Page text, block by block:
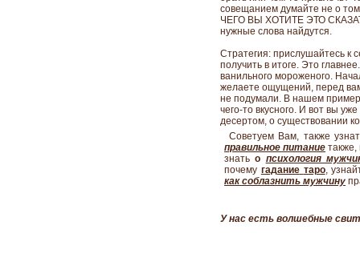
совещанием думайте не о
ЧЕГО ВЫ ХОТИТЕ ЭТО
нужные слова найдутся.
Стратегия: прислушайтесь
получить в итоге. Это
ванильного мороженого.
желаете ощущений, перед
не подумали. В нашем
чего-то вкусного. И вот вы
десертом, о существовании
Советуем Вам, также
правильное питание также,
знать о психология
почему гадание таро,
как соблазнить мужчину
У нас есть волшебные